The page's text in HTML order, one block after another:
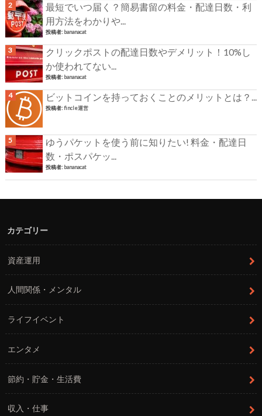
最短でいつ届く？簡易書留の料金・配達日数・利
用方法をわかりや...
投稿者: bananacat
クリックポストの配達日数やデメリット！10%し
か使われてない...
投稿者: bananacat
ビットコインを持っておくことのメリットとは？...
投稿者:fincle運営
ゆうパケットを使う前に知りたい! 料金・配達日
数・ポスパケッ...
投稿者: bananacat
カテゴリー
資産運用
人間関係・メンタル
ライフイベント
エンタメ
節約・貯金・生活費
収入・仕事